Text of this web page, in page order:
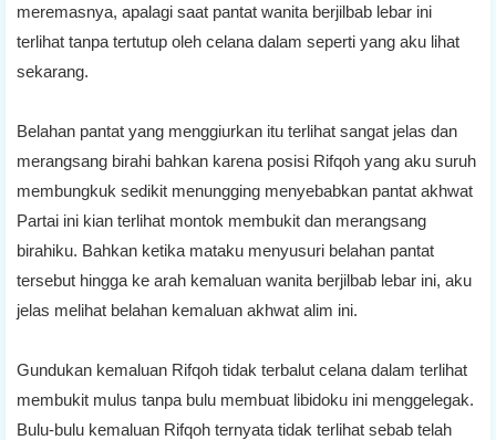
meremasnya, apalagi saat pantat wanita berjilbab lebar ini
terlihat tanpa tertutup oleh celana dalam seperti yang aku lihat
sekarang.
Belahan pantat yang menggiurkan itu terlihat sangat jelas dan
merangsang birahi bahkan karena posisi Rifqoh yang aku suruh
membungkuk sedikit menungging menyebabkan pantat akhwat
Partai ini kian terlihat montok membukit dan merangsang
birahiku. Bahkan ketika mataku menyusuri belahan pantat
tersebut hingga ke arah kemaluan wanita berjilbab lebar ini, aku
jelas melihat belahan kemaluan akhwat alim ini.
Gundukan kemaluan Rifqoh tidak terbalut celana dalam terlihat
membukit mulus tanpa bulu membuat libidoku ini menggelegak.
Bulu-bulu kemaluan Rifqoh ternyata tidak terlihat sebab telah